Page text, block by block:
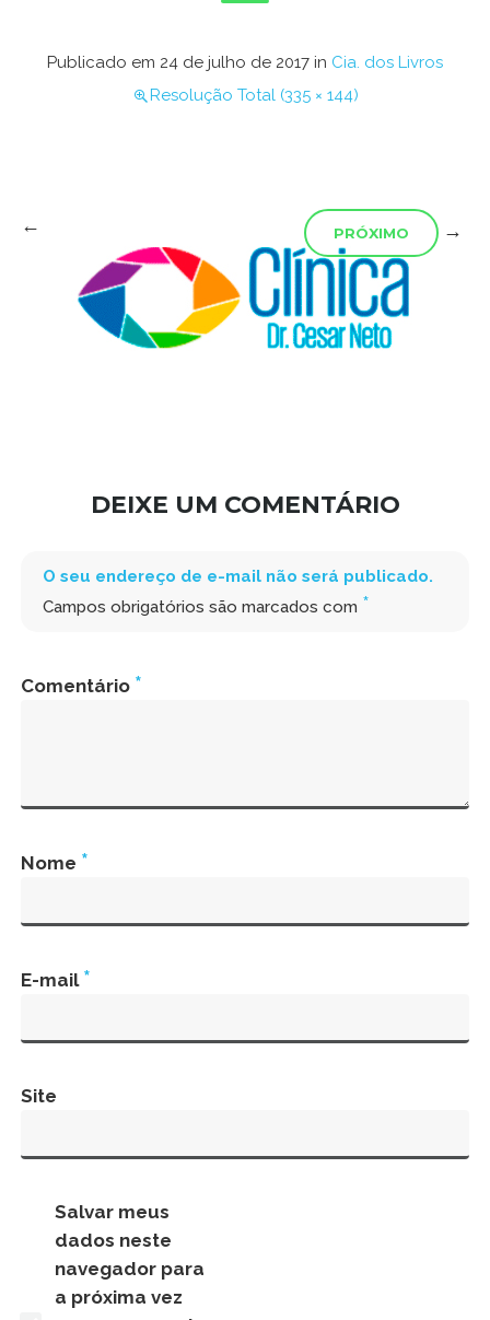
Publicado em 24 de julho de 2017 in Cia. dos Livros
Resolução Total (335 × 144)
← PRÓXIMO →
DEIXE UM COMENTÁRIO
O seu endereço de e-mail não será publicado.
Campos obrigatórios são marcados com *
Comentário *
Nome *
E-mail *
Site
Salvar meus
dados neste
navegador para
a próxima vez